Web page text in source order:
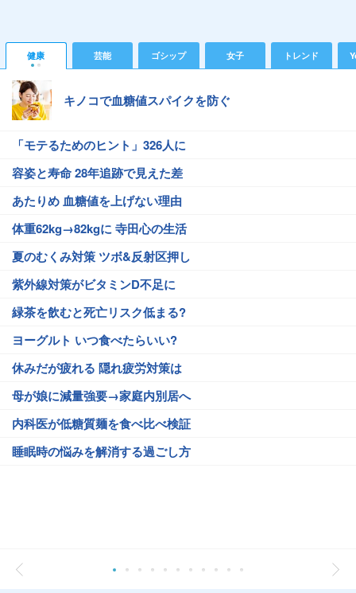
健康 芸能 ゴシップ 女子 トレンド
キノコで血糖値スパイクを防ぐ
「モテるためのヒント」326人に
容姿と寿命 28年追跡で見えた差
あたりめ 血糖値を上げない理由
体重62kg→82kgに 寺田心の生活
夏のむくみ対策 ツボ&反射区押し
紫外線対策がビタミンD不足に
緑茶を飲むと死亡リスク低まる?
ヨーグルト いつ食べたらいい?
休みだが疲れる 隠れ疲労対策は
母が娘に減量強要→家庭内別居へ
内科医が低糖質麺を食べ比べ検証
睡眠時の悩みを解消する過ごし方